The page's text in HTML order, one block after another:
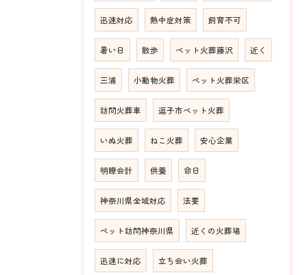
迅速対応 熱中症対策 飼育不可
暑い日 散歩 ペット火葬藤沢 近く
三浦 小動物火葬 ペット火葬栄区
訪問火葬車 逗子市ペット火葬
いぬ火葬 ねこ火葬 安心企業
明瞭会計 供養 命日
神奈川県全域対応 法要
ペット訪問神奈川県 近くの火葬場
迅速に対応 立ち会い火葬